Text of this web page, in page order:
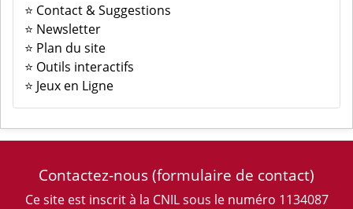
⭐ Contact & Suggestions
⭐ Newsletter
⭐ Plan du site
⭐ Outils interactifs
⭐ Jeux en Ligne
Contactez-nous(formulaire de contact)
Ce site est inscrit à la CNIL sous le numéro 1134087